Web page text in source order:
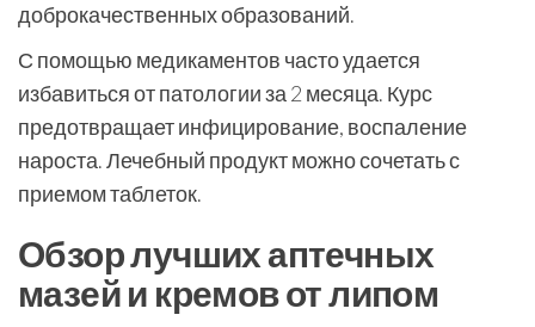
доброкачественных образований.
С помощью медикаментов часто удается
избавиться от патологии за 2 месяца. Курс
предотвращает инфицирование, воспаление
нароста. Лечебный продукт можно сочетать с
приемом таблеток.
Обзор лучших аптечных
мазей и кремов от липом